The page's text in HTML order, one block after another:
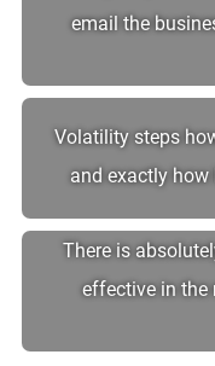
email the
Volatility steps
and exactly
There is
effective in the